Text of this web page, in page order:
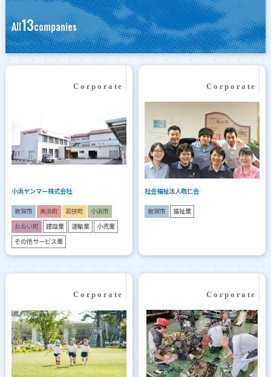
All13companies
小浜ヤンマー株式会社
敦賀市 美浜町 若狭町 小浜市
おおい町 建設業 運輸業 小売業
その他サービス業
社会福祉法人敬仁会
敦賀市 福祉業